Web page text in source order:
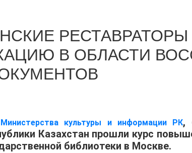
В ОБЛАСТИ
Министерства культуры и информации РК,
Казахстан прошли курс
библиотеки в Москве.